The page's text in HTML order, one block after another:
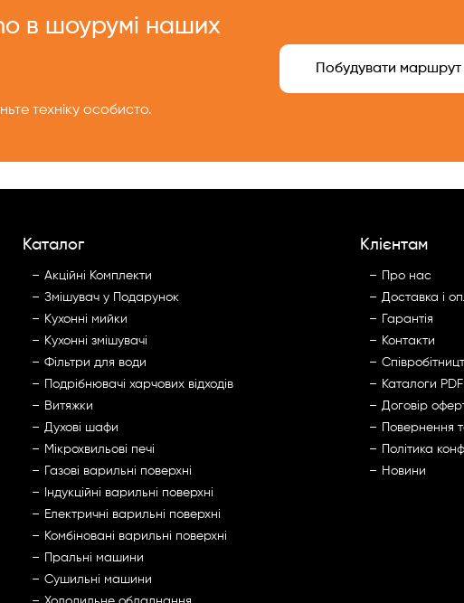
в шоурумі наших
техніку особисто.
Побудувати маршрут
Каталог
Акційні Комплекти
Змішувач у Подарунок
Кухонні мийки
Кухонні змішувачі
Фільтри для води
Подрібнювачі харчових відходів
Витяжки
Духові шафи
Мікрохвильові печі
Газові варильні поверхні
Індукційні варильні поверхні
Електричні варильні поверхні
Комбіновані варильні поверхні
Пральні машини
Сушильні машини
Клієнтам
Про нас
Доставка і
Гарантія
Контакти
Каталоги PDF
Договір
Повернення
Політика
Новини